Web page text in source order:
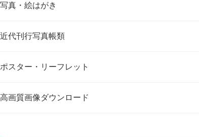
写真・絵はがき
近代刊行写真帳類
ポスター・リーフレット
高画質画像ダウンロード